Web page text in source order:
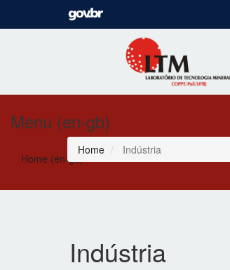
Menu (en-gb)
Home (en-gb)
Home Indústria
Indústria